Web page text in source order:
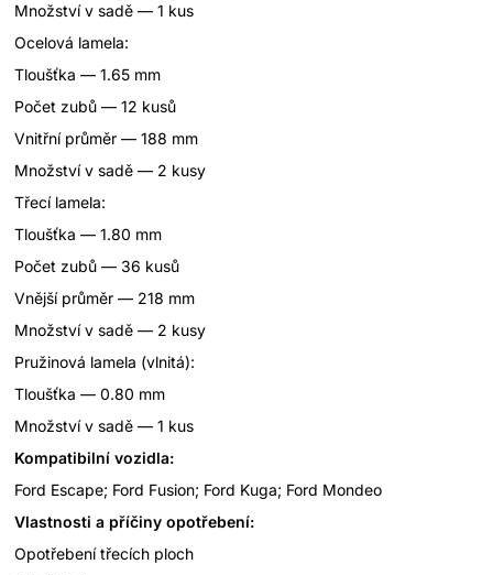
Množství v sadě — 1 kus
Ocelová lamela:
Tloušťka — 1.65 mm
Počet zubů — 12 kusů
Vnitřní průměr — 188 mm
Množství v sadě — 2 kusy
Třecí lamela:
Tloušťka — 1.80 mm
Počet zubů — 36 kusů
Vnější průměr — 218 mm
Množství v sadě — 2 kusy
Pružinová lamela (vlnitá):
Tloušťka — 0.80 mm
Množství v sadě — 1 kus
Kompatibilní vozidla:
Ford Escape; Ford Fusion; Ford Kuga; Ford Mondeo
Vlastnosti a příčiny opotřebení:
Opotřebení třecích ploch